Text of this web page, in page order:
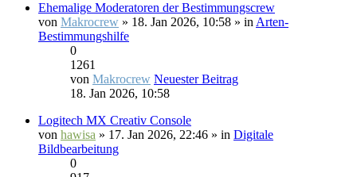
Ehemalige Moderatoren der Bestimmungscrew
von Makrocrew » 18. Jan 2026, 10:58 » in Arten-
Bestimmungshilfe
0
1261
von Makrocrew Neuester Beitrag
18. Jan 2026, 10:58
Logitech MX Creativ Console
von hawisa » 17. Jan 2026, 22:46 » in Digitale
Bildbearbeitung
0